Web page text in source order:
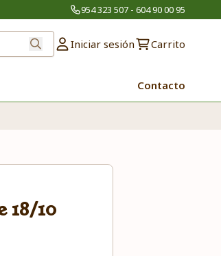
954 323 507 - 604 90 00 95
Iniciar sesión Carrito
Contacto
18/10